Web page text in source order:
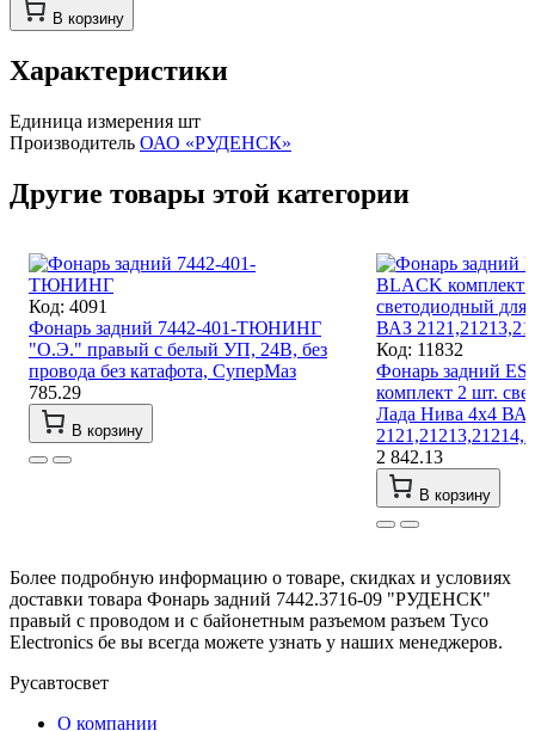
В корзину
Характеристики
Единица измерения шт
Производитель ОАО «РУДЕНСК»
Другие товары этой категории
Код: 4091
Фонарь задний 7442-401-ТЮНИНГ
"О.Э." правый с белый УП, 24В, без
провода без катафота, СуперМаз
785.29
В корзину
Код: 11832
Фонарь задний
комплект 2 шт.
Лада Нива 4x4
2 842.13
В корзину
Более подробную информацию о товаре, скидках и условиях
доставки товара Фонарь задний 7442.3716-09 "РУДЕНСК"
правый с проводом и с байонетным разъемом разъем Tyco
Electronics бе вы всегда можете узнать у наших менеджеров.
Русавтосвет
О компании